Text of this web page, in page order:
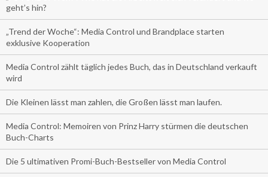
geht’s hin?
„Trend der Woche“: Media Control und Brandplace starten
exklusive Kooperation
Media Control zählt täglich jedes Buch, das in Deutschland verkauft
wird
Die Kleinen lässt man zahlen, die Großen lässt man laufen.
Media Control: Memoiren von Prinz Harry stürmen die deutschen
Buch-Charts
Die 5 ultimativen Promi-Buch-Bestseller von Media Control